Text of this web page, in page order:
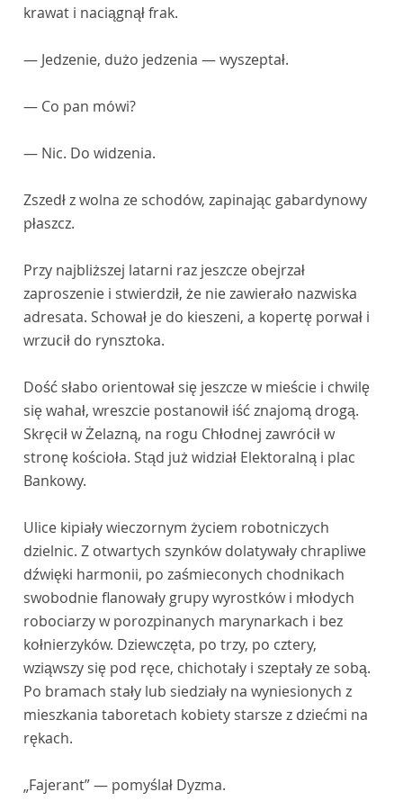
krawat i naciągnął frak.
— Jedzenie, dużo jedzenia — wyszeptał.
— Co pan mówi?
— Nic. Do widzenia.
Zszedł z wolna ze schodów, zapinając gabardynowy
płaszcz.
Przy najbliższej latarni raz jeszcze obejrzał
zaproszenie i stwierdził, że nie zawierało nazwiska
adresata. Schował je do kieszeni, a kopertę porwał i
wrzucił do rynsztoka.
Dość słabo orientował się jeszcze w mieście i chwilę
się wahał, wreszcie postanowił iść znajomą drogą.
Skręcił w Żelazną, na rogu Chłodnej zawrócił w
stronę kościoła. Stąd już widział Elektoralną i plac
Bankowy.
Ulice kipiały wieczornym życiem robotniczych
dzielnic. Z otwartych szynków dolatywały chrapliwe
dźwięki harmonii, po zaśmieconych chodnikach
swobodnie flanowały grupy wyrostków i młodych
robociarzy w porozpinanych marynarkach i bez
kołnierzyków. Dziewczęta, po trzy, po cztery,
wziąwszy się pod ręce, chichotały i szeptały ze sobą.
Po bramach stały lub siedziały na wyniesionych z
mieszkania taboretach kobiety starsze z dziećmi na
rękach.
„Fajerant” — pomyślał Dyzma.